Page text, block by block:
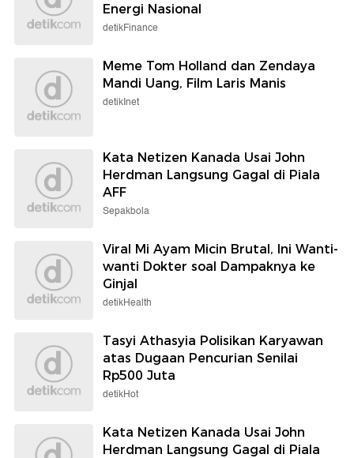
Energi Nasional
detikFinance
Meme Tom Holland dan Zendaya
Mandi Uang, Film Laris Manis
detikInet
Kata Netizen Kanada Usai John
Herdman Langsung Gagal di Piala
AFF
Sepakbola
Viral Mi Ayam Micin Brutal, Ini Wanti-
wanti Dokter soal Dampaknya ke
Ginjal
detikHealth
Tasyi Athasyia Polisikan Karyawan
atas Dugaan Pencurian Senilai
Rp500 Juta
detikHot
Kata Netizen Kanada Usai John
Herdman Langsung Gagal di Piala